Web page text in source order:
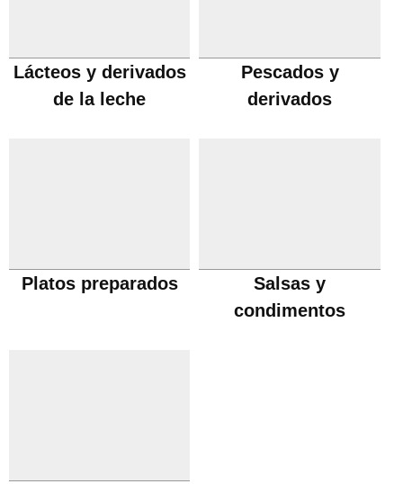
Lácteos y derivados
de la leche
Pescados y
derivados
Platos preparados
Salsas y
condimentos